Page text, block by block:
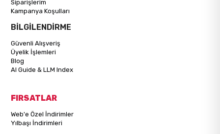
Siparişlerim
Kampanya Koşulları
BİLGİLENDİRME
Güvenli Alışveriş
Üyelik İşlemleri
Blog
AI Guide & LLM Index
FIRSATLAR
Web'e Özel İndirimler
Yılbaşı İndirimleri